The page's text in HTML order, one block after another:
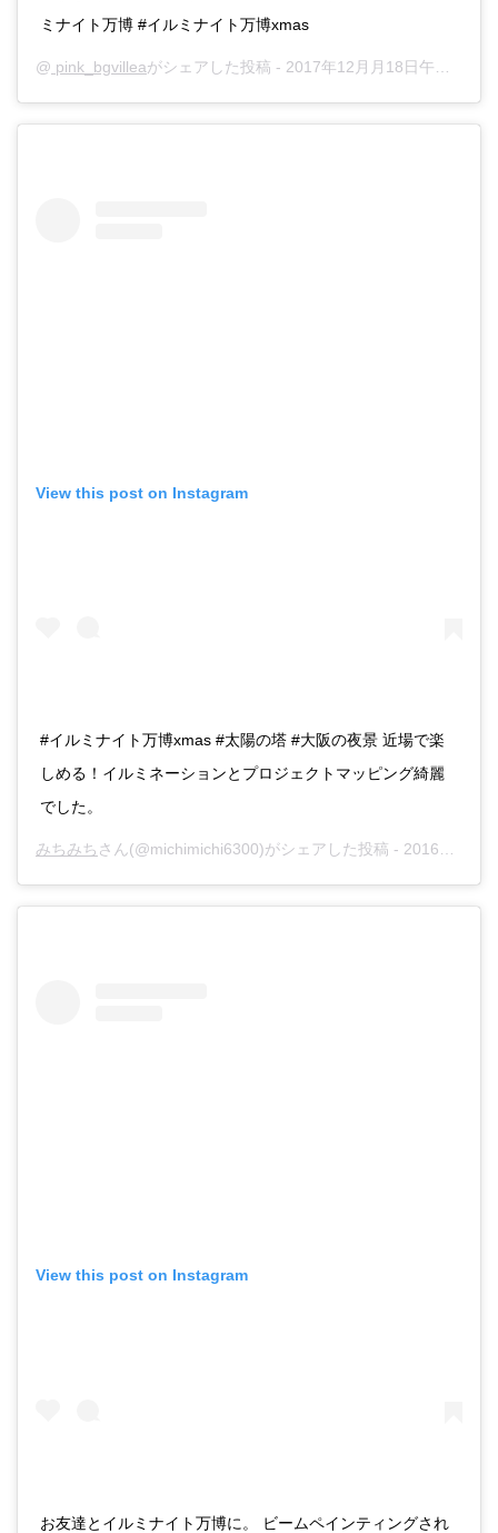
ミナイト万博 #イルミナイト万博xmas
@ pink_bgvilleaがシェアした投稿 - 2017年12月月18日午前3時46分PST
View this post on Instagram
#イルミナイト万博xmas #太陽の塔 #大阪の夜景 近場で楽
しめる！イルミネーションとプロジェクトマッピング綺麗
でした。
みちみち さん(@michimichi6300)がシェアした投稿 - 2016年12月月11日午後2時12分PST
View this post on Instagram
お友達とイルミナイト万博に。 ビームペインティングされ